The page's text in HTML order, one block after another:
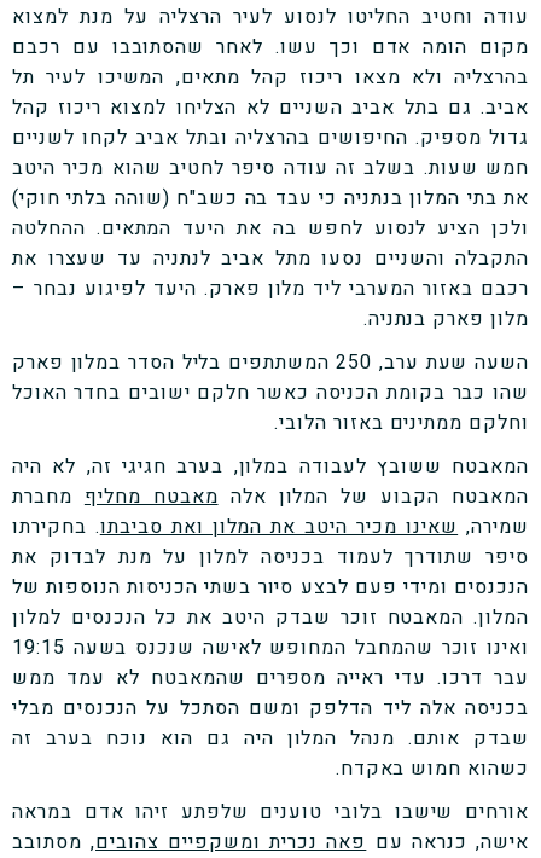
עודה וחטיב החליטו לנסוע לעיר הרצליה על מנת למצוא
מקום הומה אדם וכך עשו. לאחר שהסתובבו עם רכבם
בהרצליה ולא מצאו ריכוז קהל מתאים, המשיכו לעיר תל
אביב. גם בתל אביב השניים לא הצליחו למצוא ריכוז קהל
גדול מספיק. החיפושים בהרצליה ובתל אביב לקחו לשניים
חמש שעות. בשלב זה עודה סיפר לחטיב שהוא מכיר היטב
את בתי המלון בנתניה כי עבד בה כשב"ח (שוהה בלתי חוקי)
ולכן הציע לנסוע לחפש בה את היעד המתאים. ההחלטה
התקבלה והשניים נסעו מתל אביב לנתניה עד שעצרו את
רכבם באזור המערבי ליד מלון פארק. היעד לפיגוע נבחר –
מלון פארק בנתניה.
השעה שעת ערב, 250 המשתתפים בליל הסדר במלון פארק
שהו כבר בקומת הכניסה כאשר חלקם ישובים בחדר האוכל
וחלקם ממתינים באזור הלובי.
המאבטח ששובץ לעבודה במלון, בערב חגיגי זה, לא היה
המאבטח הקבוע של המלון אלהמאבטח מחליףמחברת
שמירה,שאינו מכיר היטב את המלון ואת סביבתו. בחקירתו
סיפר שתודרך לעמוד בכניסה למלון על מנת לבדוק את
הנכנסים ומידי פעם לבצע סיור בשתי הכניסות הנוספות של
המלון. המאבטח זוכר שבדק היטב את כל הנכנסים למלון
ואינו זוכר שהמחבל המחופש לאישה שנכנס בשעה 19:15
עבר דרכו. עדי ראייה מספרים שהמאבטח לא עמד ממש
בכניסה אלה ליד הדלפק ומשם הסתכל על הנכנסים מבלי
שבדק אותם. מנהל המלון היה גם הוא נוכח בערב זה
כשהוא חמוש באקדח.
אורחים שישבו בלובי טוענים שלפתע זיהו אדם במראה
אישה, כנראה עםפאה נכרית ומשקפיים צהובים,מסתובב